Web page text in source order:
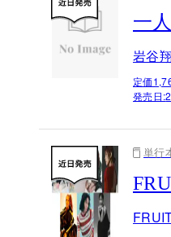
一
岩谷
定価
発売日:
単行